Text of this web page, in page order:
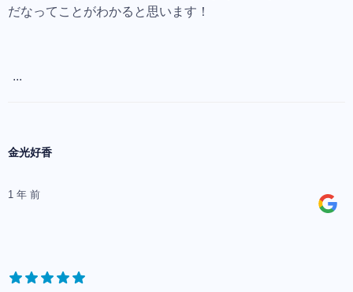
だなってことがわかると思います！
...
金光好香
1 年 前